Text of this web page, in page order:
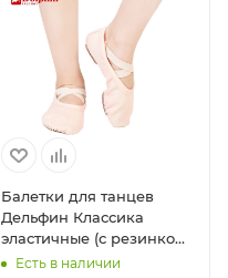
Балетки для танцев
Дельфин Классика
эластичные (с резинкой
и шнурком, раздельная
Есть в наличии